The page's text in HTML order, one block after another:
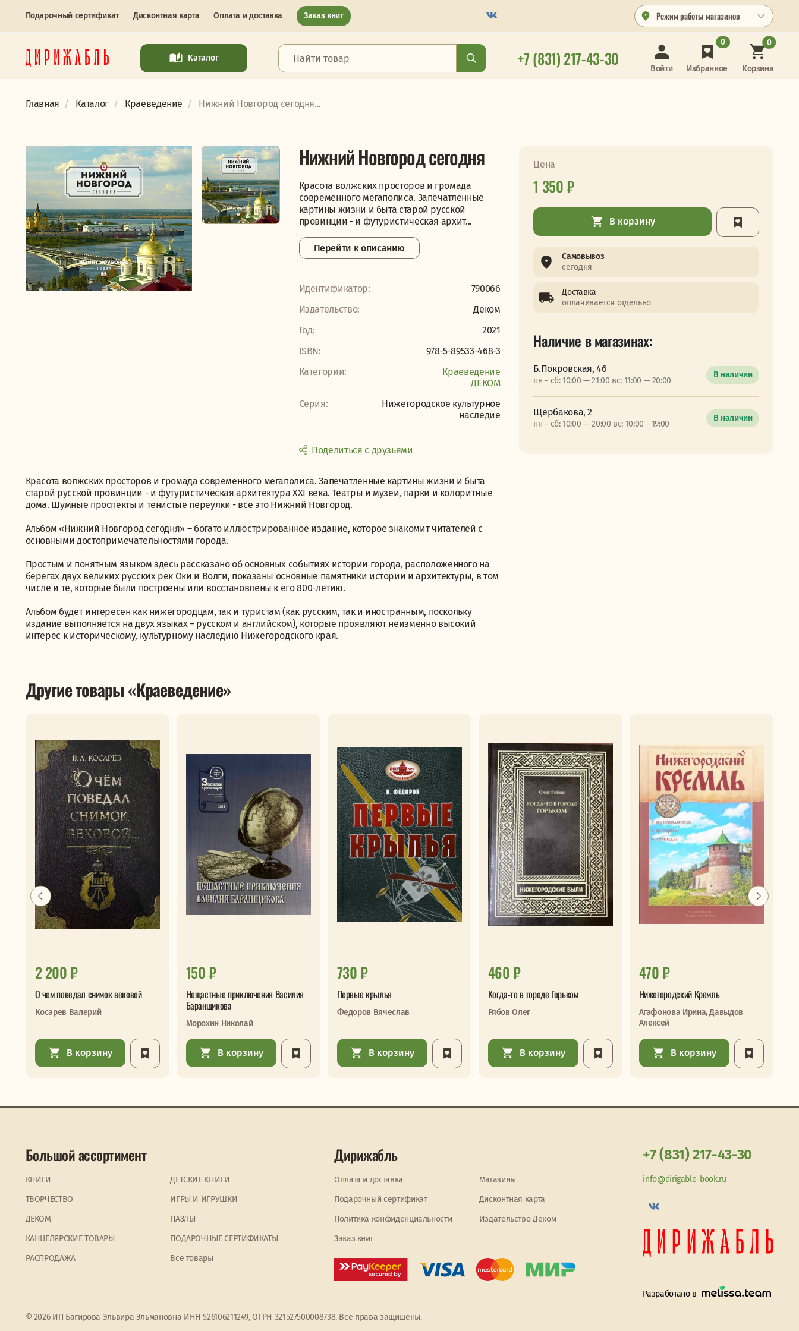
Подарочный сертификат Дисконтная карта Оплата и доставка Заказ книг Режим работы магазинов
Каталог +7 (831) 217-43-30 Войти Избранное
0
Корзина
0
Главная Каталог Краеведение Нижний Новгород сегодня...
Нижний Новгород сегодня
Красота волжских просторов и громада
современного мегаполиса. Запечатленные
картины жизни и быта старой русской
провинции - и футуристическая архит...
Перейти к описанию
Идентификатор:
790066
Издательство:
Деком
Год:
2021
ISBN:
978-5-89533-468-3
Категории:
Краеведение
ДЕКОМ
Серия:
Нижегородское культурное
наследие
Поделиться с друзьями
Красота волжских просторов и громада современного мегаполиса. Запечатленные картины жизни и быта
старой русской провинции - и футуристическая архитектура XXI века. Театры и музеи, парки и колоритные
дома. Шумные проспекты и тенистые переулки - все это Нижний Новгород.
Альбом «Нижний Новгород сегодня» – богато иллюстрированное издание, которое знакомит читателей с
основными достопримечательностями города.
Простым и понятным языком здесь рассказано об основных событиях истории города, расположенного на
берегах двух великих русских рек Оки и Волги, показаны основные памятники истории и архитектуры, в том
числе и те, которые были построены или восстановлены к его 800-летию.
Альбом будет интересен как нижегородцам, так и туристам (как русским, так и иностранным, поскольку
издание выполняется на двух языках – русском и английском), которые проявляют неизменно высокий
интерес к историческому, культурному наследию Нижегородского края.
Цена
1 350 ₽
В корзину
Самовывоз
сегодня
Доставка
оплачивается отдельно
Наличие в магазинах:
Б.Покровская, 46
пн - сб: 10:00 — 21:00 вс: 11:00 — 20:00
В наличии
Щербакова, 2
пн - сб: 10:00 — 20:00 вс: 10:00 - 19:00
В наличии
Другие товары «Краеведение»
2 200 ₽
О чем поведал снимок вековой
Косарев Валерий
В корзину
150 ₽
Нещастные приключения Василия
Баранщикова
Морохин Николай
В корзину
730 ₽
Первые крылья
Федоров Вячеслав
В корзину
460 ₽
Когда-то в городе Горьком
Рябов Олег
В корзину
470 ₽
Нижегородский Кремль
Агафонова Ирина, Давыдов
Алексей
В корзину
Большой ассортимент
КНИГИ
ДЕТСКИЕ КНИГИ
ТВОРЧЕСТВО
ИГРЫ И ИГРУШКИ
ДЕКОМ
ПАЗЛЫ
КАНЦЕЛЯРСКИЕ ТОВАРЫ
ПОДАРОЧНЫЕ СЕРТИФИКАТЫ
PАСПРОДАЖА
Все товары
Дирижабль
Оплата и доставка
Магазины
Подарочный сертификат
Дисконтная карта
Политика конфиденциальности
Издательство Деком
Заказ книг
+7 (831) 217-43-30
info@dirigable-book.ru
Разработано в
© 2026 ИП Багирова Эльвира Эльмановна ИНН 526106211249, ОГРН 321527500008738. Все права защищены.